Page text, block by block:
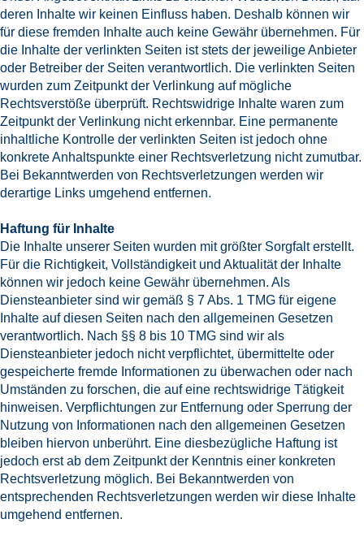
deren Inhalte wir keinen Einfluss haben. Deshalb können wir
für diese fremden Inhalte auch keine Gewähr übernehmen. Für
die Inhalte der verlinkten Seiten ist stets der jeweilige Anbieter
oder Betreiber der Seiten verantwortlich. Die verlinkten Seiten
wurden zum Zeitpunkt der Verlinkung auf mögliche
Rechtsverstöße überprüft. Rechtswidrige Inhalte waren zum
Zeitpunkt der Verlinkung nicht erkennbar. Eine permanente
inhaltliche Kontrolle der verlinkten Seiten ist jedoch ohne
konkrete Anhaltspunkte einer Rechtsverletzung nicht zumutbar.
Bei Bekanntwerden von Rechtsverletzungen werden wir
derartige Links umgehend entfernen.
Haftung für Inhalte
Die Inhalte unserer Seiten wurden mit größter Sorgfalt erstellt.
Für die Richtigkeit, Vollständigkeit und Aktualität der Inhalte
können wir jedoch keine Gewähr übernehmen. Als
Diensteanbieter sind wir gemäß § 7 Abs. 1 TMG für eigene
Inhalte auf diesen Seiten nach den allgemeinen Gesetzen
verantwortlich. Nach §§ 8 bis 10 TMG sind wir als
Diensteanbieter jedoch nicht verpflichtet, übermittelte oder
gespeicherte fremde Informationen zu überwachen oder nach
Umständen zu forschen, die auf eine rechtswidrige Tätigkeit
hinweisen. Verpflichtungen zur Entfernung oder Sperrung der
Nutzung von Informationen nach den allgemeinen Gesetzen
bleiben hiervon unberührt. Eine diesbezügliche Haftung ist
jedoch erst ab dem Zeitpunkt der Kenntnis einer konkreten
Rechtsverletzung möglich. Bei Bekanntwerden von
entsprechenden Rechtsverletzungen werden wir diese Inhalte
umgehend entfernen.